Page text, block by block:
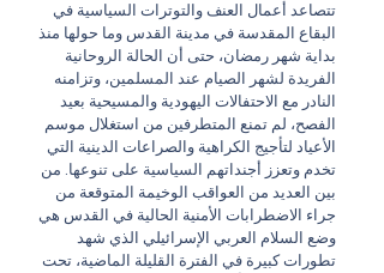
تتصاعد أعمال العنف والتوترات السياسية في
البقاع المقدسة في مدينة القدس وما حولها منذ
بداية شهر رمضان، حتى أن الحالة الروحانية
الفريدة لشهر الصيام عند المسلمين، وتزامنه
النادر مع الاحتفالات اليهودية والمسيحية بعيد
الفصح، لم تمنع المتطرفين من استغلال موسم
الأعياد لتأجيج الكراهية والصراعات الدينية التي
تخدم وتعزز أجنداتهم السياسية على تنوعها. من
بين العديد من العواقب الوخيمة المتوقعة من
جراء الاضطرابات الأمنية الحالية في القدس هي
وضع السلام العربي الإسرائيلي الذي شهد
تطورات كبيرة في الفترة القليلة الماضية، تحت